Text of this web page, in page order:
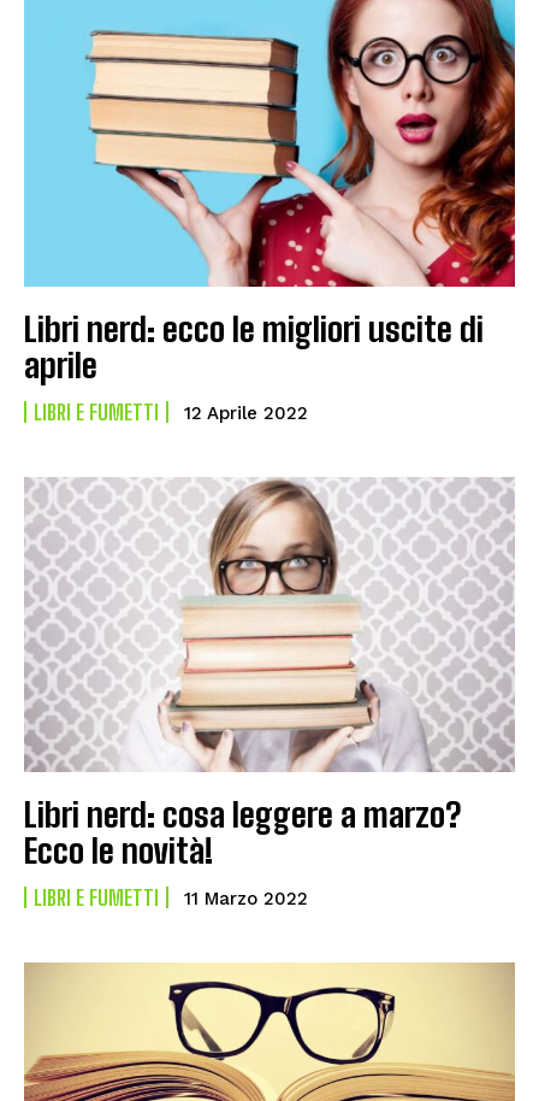
Libri nerd: ecco le migliori uscite di
aprile
LIBRI E FUMETTI 12 Aprile 2022
Libri nerd: cosa leggere a marzo?
Ecco le novità!
LIBRI E FUMETTI 11 Marzo 2022